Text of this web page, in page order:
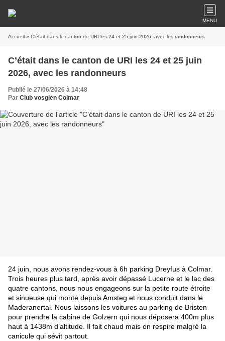
MENU
Accueil » C’était dans le canton de URI les 24 et 25 juin 2026, avec les randonneurs
C’était dans le canton de URI les 24 et 25 juin
2026, avec les randonneurs
Publié le 27/06/2026 à 14:48
Par Club vosgien Colmar
24 juin, nous avons rendez-vous à 6h parking Dreyfus à Colmar.
Trois heures plus tard, après avoir dépassé Lucerne et le lac des
quatre cantons, nous nous engageons sur la petite route étroite
et sinueuse qui monte depuis Amsteg et nous conduit dans le
Maderanertal. Nous laissons les voitures au parking de Bristen
pour prendre la cabine de Golzern qui nous déposera 400m plus
haut à 1438m d’altitude. Il fait chaud mais on respire malgré la
canicule qui sévit partout.